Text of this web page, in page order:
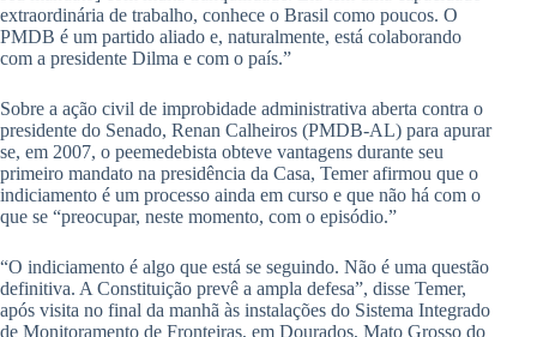
extraordinária de trabalho, conhece o Brasil como poucos. O
PMDB é um partido aliado e, naturalmente, está colaborando
com a presidente Dilma e com o país.”
Sobre a ação civil de improbidade administrativa aberta contra o
presidente do Senado, Renan Calheiros (PMDB-AL) para apurar
se, em 2007, o peemedebista obteve vantagens durante seu
primeiro mandato na presidência da Casa, Temer afirmou que o
indiciamento é um processo ainda em curso e que não há com o
que se “preocupar, neste momento, com o episódio.”
“O indiciamento é algo que está se seguindo. Não é uma questão
definitiva. A Constituição prevê a ampla defesa”, disse Temer,
após visita no final da manhã às instalações do Sistema Integrado
de Monitoramento de Fronteiras, em Dourados, Mato Grosso do